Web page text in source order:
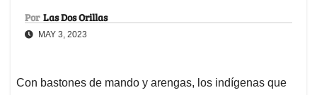
Por Las Dos Orillas
MAY 3, 2023
Con bastones de mando y arengas, los indígenas que